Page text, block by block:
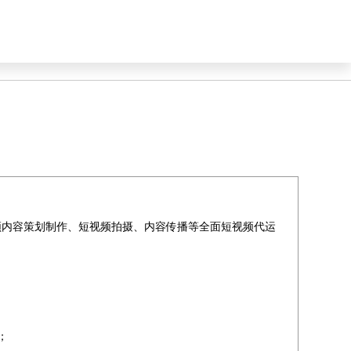
容策划制作、短视频拍摄、内容传播等全面短视频代运